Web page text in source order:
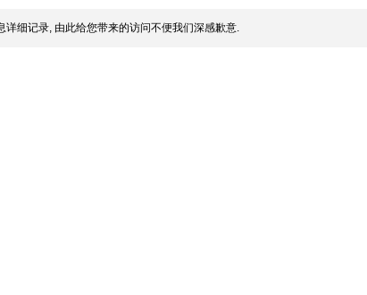
细记录, 由此给您带来的访问不便我们深感歉意.